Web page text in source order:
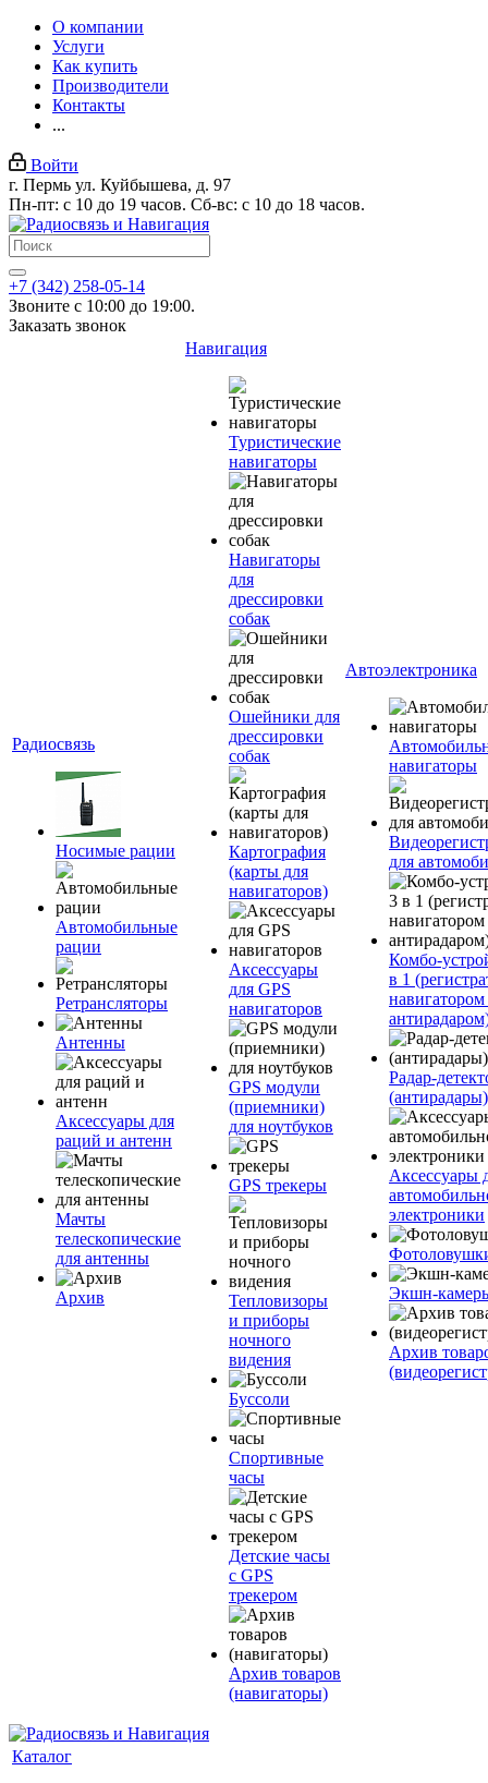
О компании
Услуги
Как купить
Производители
Контакты
...
Войти
г. Пермь ул. Куйбышева, д. 97
Пн-пт: с 10 до 19 часов. Сб-вс: с 10 до 18 часов.
+7 (342) 258-05-14
Звоните с 10:00 до 19:00.
Заказать звонок
Радиосвязь
Носимые рации
Автомобильные
рации
Ретрансляторы
Антенны
Аксессуары для
раций и антенн
Мачты
телескопические
для антенны
Архив
Навигация
Туристические
навигаторы
Навигаторы
для
дрессировки
собак
Ошейники для
дрессировки
собак
Картография
(карты для
навигаторов)
Аксессуары
для GPS
навигаторов
GPS модули
(приемники)
для ноутбуков
GPS трекеры
Тепловизоры
и приборы
ночного
видения
Буссоли
Спортивные
часы
Детские часы
с GPS
трекером
Архив товаров
(навигаторы)
Автоэлектроника
навигаторы
для
Комбо-
в 1
Радар-
(антирадары)
Аксессуары
электроники
Экшн-
Архив
Каталог